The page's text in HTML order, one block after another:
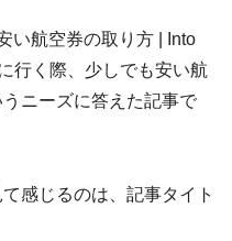
い航空券の取り方 | Into
行く際、少しでも安い航
ニーズに答えた記事で
感じるのは、記事タイト